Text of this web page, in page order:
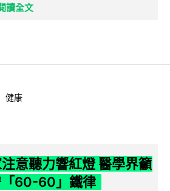
讀全文
健康
意聽力響紅燈 醫學界籲
「60-60」鐵律